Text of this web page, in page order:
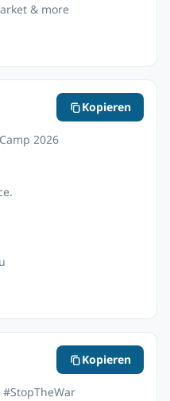
& more
Kopieren
2026
Kopieren